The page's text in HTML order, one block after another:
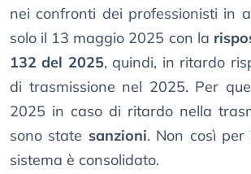
nei confronti dei professionisti in
solo il 13 maggio 2025 con la
132 del 2025, quindi, in ritardo
di trasmissione nel 2025. Per
2025 in caso di ritardo nella
sono state sanzioni. Non così
sistema è consolidato.